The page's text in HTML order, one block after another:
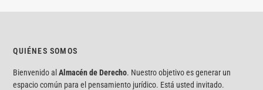
QUIÉNES SOMOS
Bienvenido alAlmacén de Derecho. Nuestro objetivo es generar un
espacio común para el pensamiento jurídico. Está usted invitado.